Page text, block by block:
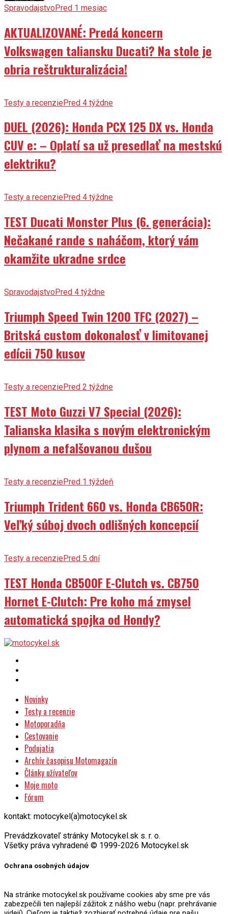
SpravodajstvoPred 1 mesiac
AKTUALIZOVANÉ: Predá koncern
Volkswagen taliansku Ducati? Na stole je
obria reštrukturalizácia!
Testy a recenziePred 4 týždne
DUEL (2026): Honda PCX 125 DX vs. Honda
CUV e: – Oplatí sa už presedlať na mestskú
elektriku?
Testy a recenziePred 4 týždne
TEST Ducati Monster Plus (6. generácia):
Nečakané rande s naháčom, ktorý vám
okamžite ukradne srdce
SpravodajstvoPred 4 týždne
Triumph Speed Twin 1200 TFC (2027) –
Britská custom dokonalosť v limitovanej
edícii 750 kusov
Testy a recenziePred 2 týždne
TEST Moto Guzzi V7 Special (2026):
Talianska klasika s novým elektronickým
plynom a nefalšovanou dušou
Testy a recenziePred 1 týždeň
Triumph Trident 660 vs. Honda CB650R:
Veľký súboj dvoch odlišných koncepcií
Testy a recenziePred 5 dní
TEST Honda CB500F E-Clutch vs. CB750
Hornet E-Clutch: Pre koho má zmysel
automatická spojka od Hondy?
Novinky
Testy a recenzie
Motoporadňa
Cestovanie
Podujatia
Archív časopisu Motomagazín
Články užívateľov
Moje moto
Fórum
kontakt: motocykel(a)motocykel.sk
Prevádzkovateľ stránky Motocykel.sk s. r. o.
Všetky práva vyhradené © 1999-2026 Motocykel.sk
Ochrana osobných údajov
Na stránke motocykel.sk používame cookies aby sme pre vás
zabezpečili ten najlepší zážitok z nášho webu (napr. prehrávanie